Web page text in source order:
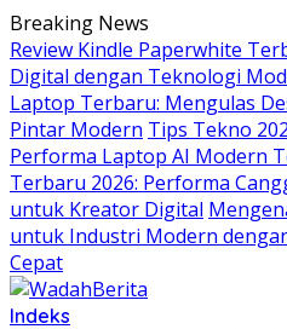
Langsung
ke
konten
Breaking News
Review Kindle Paperwhite
Digital dengan Teknologi
Laptop Terbaru: Mengulas
Pintar Modern Tips Tekno
Performa Laptop AI Modern
Terbaru 2026: Performa
untuk Kreator Digital
untuk Industri Modern
Cepat
Indeks